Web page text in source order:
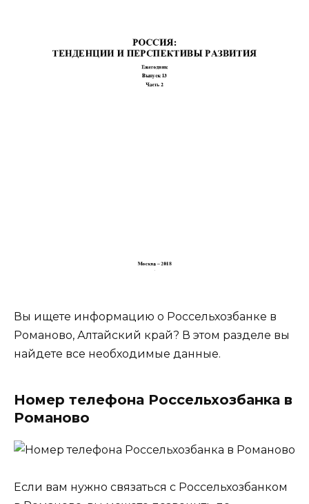
Вы ищете информацию о Россельхозбанке в
Романово, Алтайский край? В этом разделе вы
найдете все необходимые данные.
Номер телефона Россельхозбанка в
Романово
Если вам нужно связаться с Россельхозбанком